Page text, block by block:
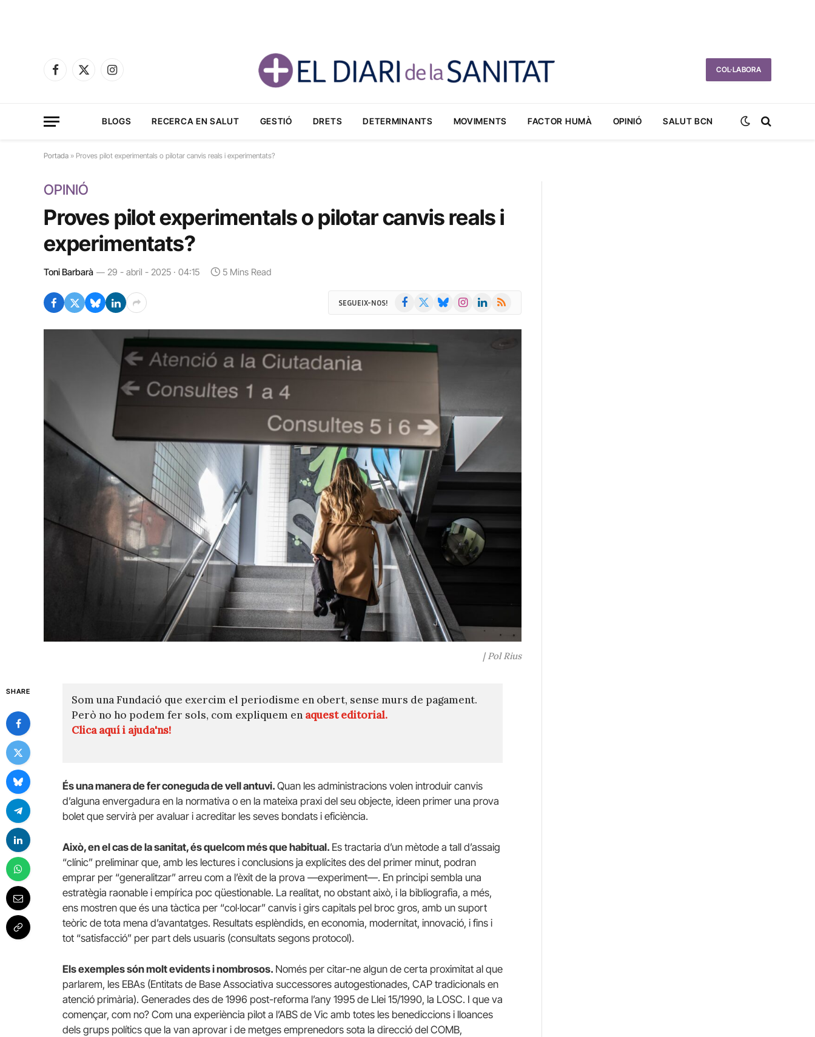
Facebook
X
Instagram
COL·LABORA
BLOGS RECERCA EN SALUT GESTIÓ DRETS DETERMINANTS MOVIMENTS FACTOR HUMÀ OPINIÓ SALUT BCN
Portada » Proves pilot experimentals o pilotar canvis reals i experimentats?
OPINIÓ
Proves pilot experimentals o pilotar canvis reals i
experimentats?
Toni Barbarà 29 - abril - 2025 · 04:15 5 Mins Read
SEGUEIX-NOS! Facebook BlueskyInstagramLinkedIn
RSS
| Pol Rius
SHARE
Som una Fundació que exercim el periodisme en obert, sense murs de pagament.
Però no ho podem fer sols, com expliquem en aquest editorial.
Clica aquí i ajuda'ns!
És una manera de fer coneguda de vell antuvi. Quan les administracions volen introduir canvis
d’alguna envergadura en la normativa o en la mateixa praxi del seu objecte, ideen primer una prova
bolet que servirà per avaluar i acreditar les seves bondats i eficiència.
Això, en el cas de la sanitat, és quelcom més que habitual. Es tractaria d’un mètode a tall d’assaig
“clínic” preliminar que, amb les lectures i conclusions ja explícites des del primer minut, podran
emprar per “generalitzar” arreu com a l’èxit de la prova —experiment—. En principi sembla una
estratègia raonable i empírica poc qüestionable. La realitat, no obstant això, i la bibliografia, a més,
ens mostren que és una tàctica per “col·locar” canvis i girs capitals pel broc gros, amb un suport
teòric de tota mena d’avantatges. Resultats esplèndids, en economia, modernitat, innovació, i fins i
tot “satisfacció” per part dels usuaris (consultats segons protocol).
Els exemples són molt evidents i nombrosos. Només per citar-ne algun de certa proximitat al que
parlarem, les EBAs (Entitats de Base Associativa successores autogestionades, CAP tradicionals en
atenció primària). Generades des de 1996 post-reforma l’any 1995 de Llei 15/1990, la LOSC. I que va
començar, com no? Com una experiència pilot a l’ABS de Vic amb totes les benediccions i lloances
dels grups polítics que la van aprovar i de metges emprenedors sota la direcció del COMB,